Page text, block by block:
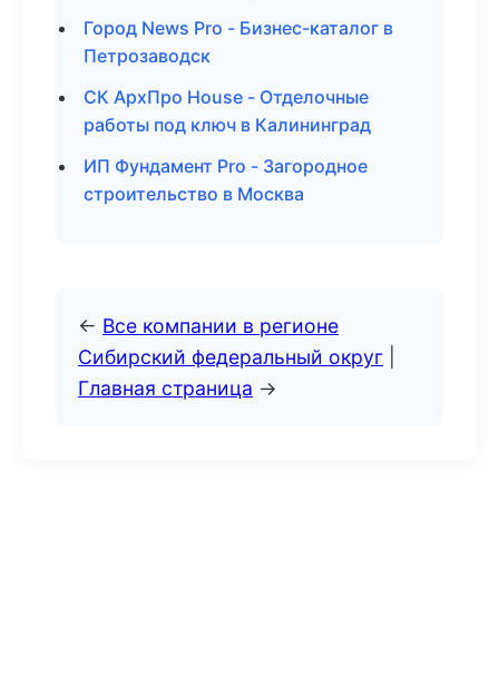
Город News Pro - Бизнес-каталог в
Петрозаводск
СК АрхПро House - Отделочные
работы под ключ в Калининград
ИП Фундамент Pro - Загородное
строительство в Москва
← Все компании в регионе
Сибирский федеральный округ
Главная страница →